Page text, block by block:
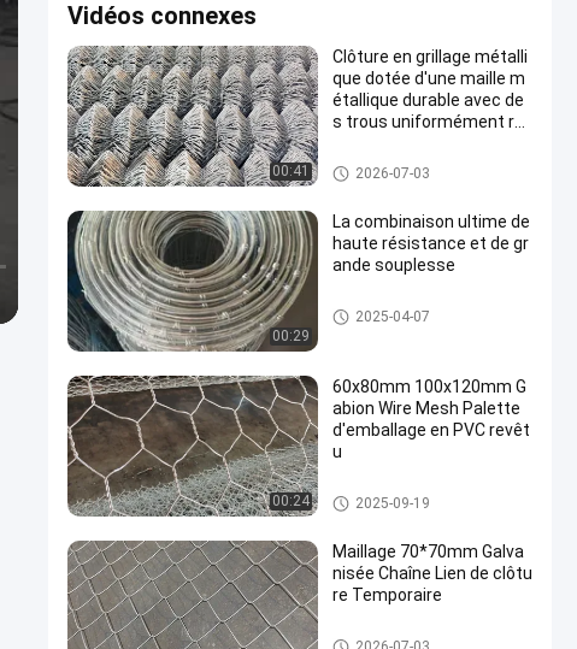
Vidéos connexes
00:41
Clôture en grillage métalli
que dotée d'une maille m
étallique durable avec de
s trous uniformément ré
lente compression et per
formance de traction
Barrière de maillon de chaîne
2026-07-03
00:29
La combinaison ultime de
haute résistance et de gr
ande souplesse
Barrière de maillon de chaîne
2025-04-07
00:24
60x80mm 100x120mm G
abion Wire Mesh Palette
d'emballage en PVC revêt
u
Grillage de Gabion
2025-09-19
Maillage 70*70mm Galva
nisée Chaîne Lien de clôtu
re Temporaire
Barrière de maillon de chaîne